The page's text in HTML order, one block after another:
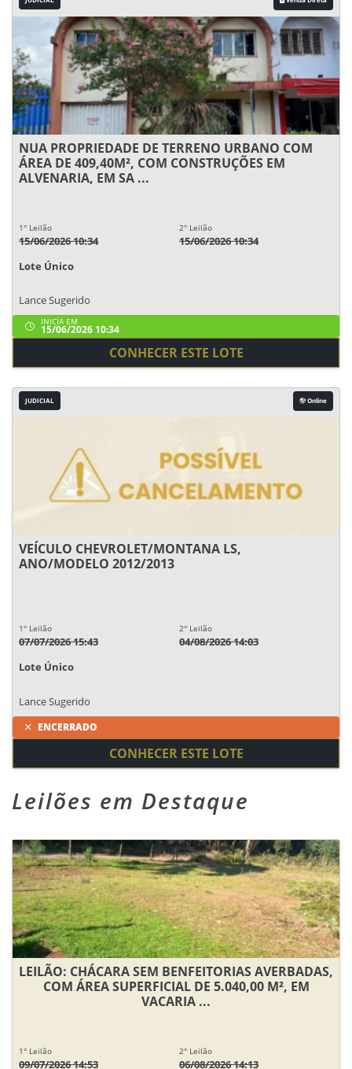
NUA PROPRIEDADE DE TERRENO URBANO COM
ÁREA DE 409,40M², COM CONSTRUÇÕES EM
ALVENARIA, EM SA ...
1° Leilão
15/06/2026 10:34
2° Leilão
15/06/2026 10:34
Lote Único
Lance Sugerido
INICIA EM
15/06/2026 10:34
CONHECER ESTE LOTE
JUDICIAL Online
VEÍCULO CHEVROLET/MONTANA LS,
ANO/MODELO 2012/2013
1° Leilão
07/07/2026 15:43
2° Leilão
04/08/2026 14:03
Lote Único
Lance Sugerido
ENCERRADO
CONHECER ESTE LOTE
Leilões em Destaque
LEILÃO: CHÁCARA SEM BENFEITORIAS AVERBADAS,
COM ÁREA SUPERFICIAL DE 5.040,00 M², EM
VACARIA ...
1° Leilão
09/07/2026 14:53
2° Leilão
06/08/2026 14:13